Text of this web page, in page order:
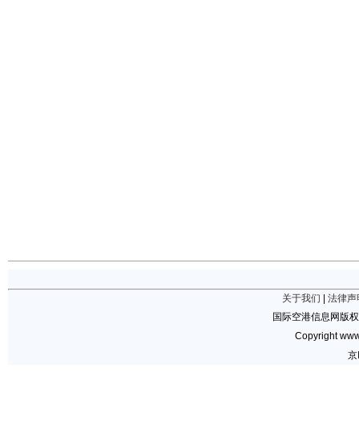
关于我们
法律声
国际空港信息网版
Copyright